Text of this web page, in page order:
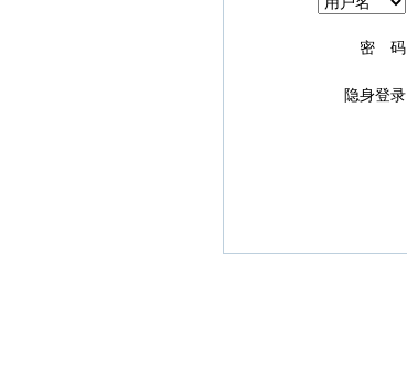
密 码
隐身登录